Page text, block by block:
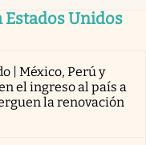
Estados Unidos
| México, Perú y
el ingreso al país a
la renovación